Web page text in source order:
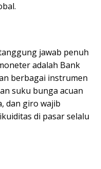
jawab penuh
adalah Bank
berbagai instrumen
suku bunga acuan
dan giro wajib
di pasar selalu